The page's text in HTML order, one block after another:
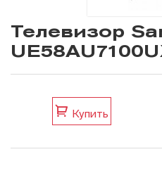
Телевизор
Купить